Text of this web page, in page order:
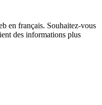
en français. Souhaitez-vous
des informations plus